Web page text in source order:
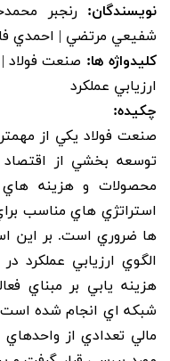
نویسندگان: رنجبر
شفيعي مرتضي | احمدي
کلیدواژه ها: صنعت فولاد
ارزيابي عملکرد
چکیده:
صنعت فولاد يکي از
توسعه بخشي از
محصولات و هزينه هاي
استراتژي هاي مناسب
ها ضروري است. بر اين
الگوي ارزيابي عملکرد
هزينه يابي بر مبناي
شبکه اي انجام شده است.
مالي تعدادي از